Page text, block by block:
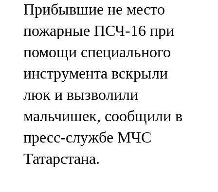
Прибывшие не место
пожарные ПСЧ-16 при
помощи специального
инструмента вскрыли
люк и вызволили
мальчишек, сообщили в
пресс-службе МЧС
Татарстана.